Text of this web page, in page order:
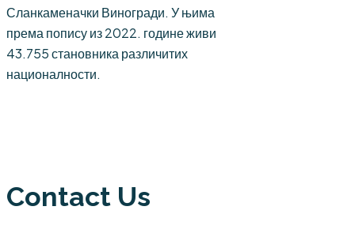
Сланкаменачки Виногради. У њима
према попису из 2022. године живи
43.755 становника различитих
националности.
Contact Us